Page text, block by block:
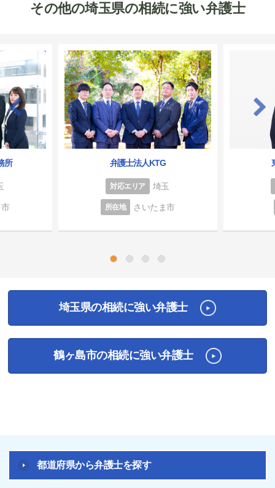
その他の埼玉県の相続に強い弁護士
所 弁護士法人KTG
対応エリア 埼玉
所在地 さいたま市
埼玉県の相続に強い弁護士
鶴ヶ島市の相続に強い弁護士
都道府県から弁護士を探す